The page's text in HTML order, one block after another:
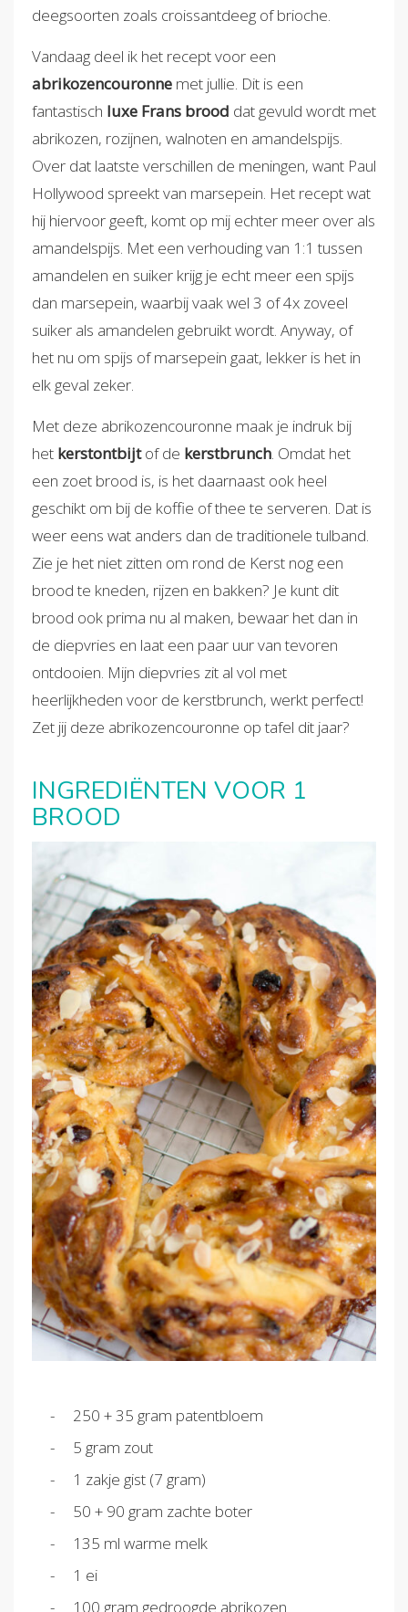
deegsoorten zoals croissantdeeg of brioche.
Vandaag deel ik het recept voor een
abrikozencouronne met jullie. Dit is een
fantastisch luxe Frans brood dat gevuld wordt met
abrikozen, rozijnen, walnoten en amandelspijs.
Over dat laatste verschillen de meningen, want Paul
Hollywood spreekt van marsepein. Het recept wat
hij hiervoor geeft, komt op mij echter meer over als
amandelspijs. Met een verhouding van 1:1 tussen
amandelen en suiker krijg je echt meer een spijs
dan marsepein, waarbij vaak wel 3 of 4x zoveel
suiker als amandelen gebruikt wordt. Anyway, of
het nu om spijs of marsepein gaat, lekker is het in
elk geval zeker.
Met deze abrikozencouronne maak je indruk bij
het kerstontbijtof de kerstbrunch. Omdat het
een zoet brood is, is het daarnaast ook heel
geschikt om bij de koffie of thee te serveren. Dat is
weer eens wat anders dan de traditionele tulband.
Zie je het niet zitten om rond de Kerst nog een
brood te kneden, rijzen en bakken? Je kunt dit
brood ook prima nu al maken, bewaar het dan in
de diepvries en laat een paar uur van tevoren
ontdooien. Mijn diepvries zit al vol met
heerlijkheden voor de kerstbrunch, werkt perfect!
Zet jij deze abrikozencouronne op tafel dit jaar?
INGREDIËNTEN VOOR 1
BROOD
250 + 35 gram patentbloem
5 gram zout
1 zakje gist (7 gram)
50 + 90 gram zachte boter
135 ml warme melk
1 ei
100 gram gedroogde abrikozen